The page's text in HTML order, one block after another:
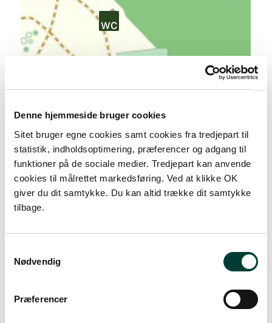
Denne hjemmeside bruger cookies
Sitet bruger egne cookies samt cookies fra tredjepart til
statistik, indholdsoptimering, præferencer og adgang til
funktioner på de sociale medier. Tredjepart kan anvende
cookies til målrettet markedsføring. Ved at klikke OK
giver du dit samtykke. Du kan altid trække dit samtykke
tilbage.
Nødvendig
Præferencer
+